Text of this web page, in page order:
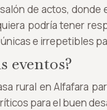
de actos, donde
podría tener
e irrepetibles
eventos?
rural en Alfafara
para el buen